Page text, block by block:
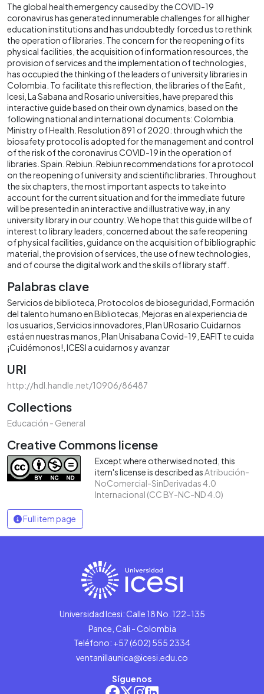
The global health emergency caused by the COVID-19
coronavirus has generated innumerable challenges for all higher
education institutions and has undoubtedly forced us to rethink
the operation of libraries. The concern for the reopening of its
physical facilities, the acquisition of information resources, the
provision of services and the implementation of technologies,
has occupied the thinking of the leaders of university libraries in
Colombia. To facilitate this reflection, the libraries of the Eafit,
Icesi, La Sabana and Rosario universities, have prepared this
interactive guide based on their own dynamics, based on the
following national and international documents: Colombia.
Ministry of Health. Resolution 891 of 2020: through which the
biosafety protocol is adopted for the management and control
of the risk of the coronavirus COVID-19 in the operation of
libraries. Spain. Rebiun. Rebiun recommendations for a protocol
on the reopening of university and scientific libraries. Throughout
the six chapters, the most important aspects to take into
account for the current situation and for the immediate future
will be presented in an interactive and illustrative way, in any
university library in our country. We hope that this guide will be of
interest to library leaders, concerned about the safe reopening
of physical facilities, guidance on the acquisition of bibliographic
material, the provision of services, the use of new technologies,
and of course the digital work and the skills of library staff.
Palabras clave
Servicios de biblioteca Protocolos de bioseguridad Formación
del talento humano en Bibliotecas Mejoras en al experiencia de
los usuarios Servicios innovadores Plan URosario Cuidarnos
está en nuestras manos Plan Unisabana Covid-19 EAFIT te cuida
¡Cuidémonos! ICESI a cuidarnos y avanzar
URI
http://hdl.handle.net/10906/86487
Collections
Educación - General
Creative Commons license
Except where otherwised noted, this
item's license is described asAtribución-
NoComercial-SinDerivadas 4.0
Internacional (CC BY-NC-ND 4.0)
Full item page
Universidad Icesi: Calle 18 No. 122-135
Pance, Cali - Colombia
Teléfono: +57 (602) 555 2334
ventanillaunica@icesi.edu.co
Síguenos